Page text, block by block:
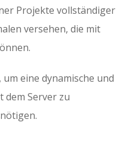
Projekte vollständiger
versehen, die mit
eine dynamische und
dem Server zu